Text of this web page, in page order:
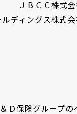
ＪＢＣＣ株式会
ルディングス株式会
＆Ｄ保険グループの